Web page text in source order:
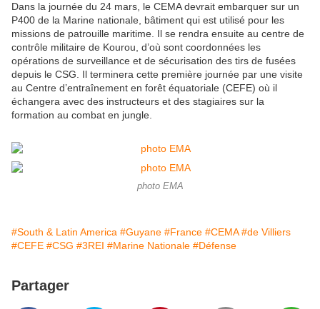
Dans la journée du 24 mars, le CEMA devrait embarquer sur un
P400 de la Marine nationale, bâtiment qui est utilisé pour les
missions de patrouille maritime. Il se rendra ensuite au centre de
contrôle militaire de Kourou, d’où sont coordonnées les
opérations de surveillance et de sécurisation des tirs de fusées
depuis le CSG. Il terminera cette première journée par une visite
au Centre d’entraînement en forêt équatoriale (CEFE) où il
échangera avec des instructeurs et des stagiaires sur la
formation au combat en jungle.
photo EMA
#South & Latin America #Guyane #France #CEMA #de Villiers
#CEFE #CSG #3REI #Marine Nationale #Défense
Partager